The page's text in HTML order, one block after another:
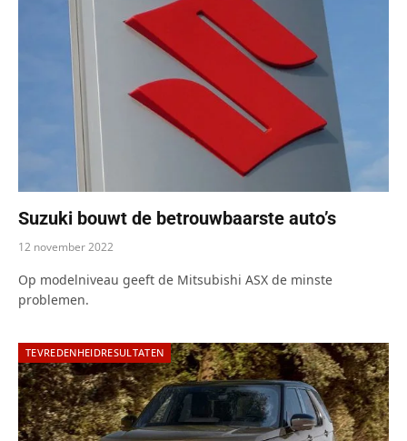
Suzuki bouwt de betrouwbaarste auto’s
12 november 2022
Op modelniveau geeft de Mitsubishi ASX de minste
problemen.
TEVREDENHEIDRESULTATEN